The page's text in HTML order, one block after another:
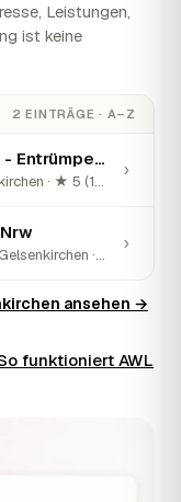
Leistungen,
ist keine
2 EINTRÄGE · A–Z
Kraft Haushaltsauflösung - Entrümpelung
Horster Str. 100, 45897 Gelsenkirchen · ★ 5 (128)
›
Hohenzollernstraße 36, 45888 Gelsenkirchen · ★ 4,9 (84)
›
ansehen →
funktioniert AWL